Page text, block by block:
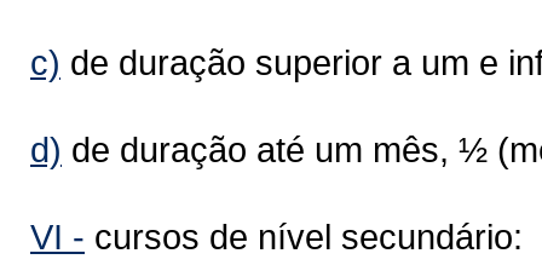
c) de duração superior a um e
d) de duração até um mês, ½
VI - cursos de nível secundário: